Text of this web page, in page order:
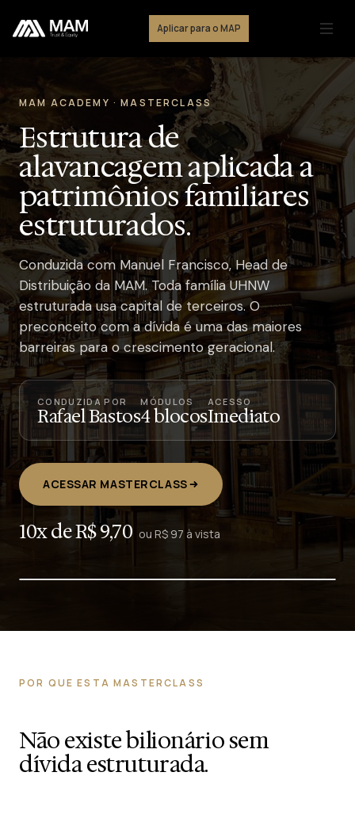
Aplicar para o MAP
MAM ACADEMY · MASTERCLASS
Estrutura de
alavancagem aplicada a
patrimônios familiares
estruturados.
Conduzida com Manuel Francisco, Head de
Distribuição da MAM. Toda família UHNW
estruturada usa capital de terceiros. O
preconceito com a dívida é uma das maiores
barreiras para o crescimento geracional.
CONDUZIDA POR
Rafael Bastos
MÓDULOS
4 blocos
ACESSO
Imediato
ACESSAR MASTERCLASS
10x de R$ 9,70 ou R$ 97 à vista
POR QUE ESTA MASTERCLASS
Não existe bilionário sem
dívida estruturada.